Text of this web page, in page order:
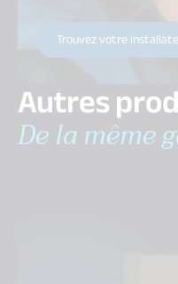
Trouvez votre
Autres
De la même